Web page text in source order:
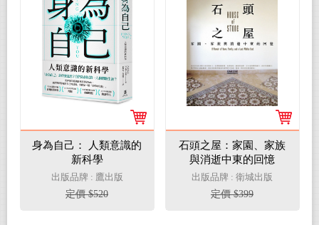
身為自己： 人類意識的
新科學
出版品牌 : 鷹出版
定價 $520
石頭之屋：家園、家族
與消逝中東的回憶
出版品牌 : 衛城出版
定價 $399